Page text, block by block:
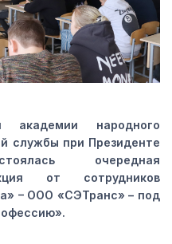
академии народного
службы при Президенте
очередная
от сотрудников
– ООО «СЭТранс» – под